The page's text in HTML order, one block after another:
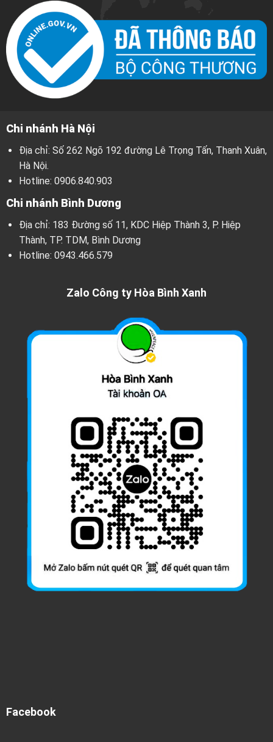
Chi nhánh Hà Nội
Địa chỉ: Số 262 Ngõ 192 đường Lê Trọng Tấn, Thanh Xuân,
Hà Nội.
Hotline: 0906.840.903
Chi nhánh Bình Dương
Địa chỉ: 183 Đường số 11, KDC Hiệp Thành 3, P. Hiệp
Thành, TP. TDM, Bình Dương
Hotline: 0943.466.579
Zalo Công ty Hòa Bình Xanh
Facebook